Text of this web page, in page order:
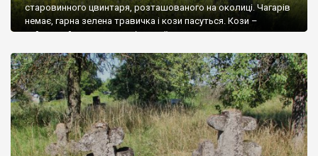
старовинного цвинтаря, розташованого на околиці. Чагарів
немає, гарна зелена травичка і кози пасуться. Кози –
найкращий регулятор шкідливої, для старих кладовищ,
бруньками, кози ті бруньки обгризають, бо то улюблений
делікатес. На цвинтарі у Голубечому ціла колекція
різноманітних форм хрестів. Село відносно невелике, […]